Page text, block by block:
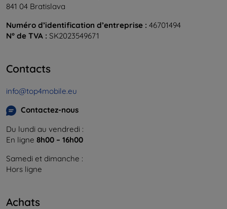
841 04 Bratislava
Numéro d’identification d’entreprise : 46701494
N° de TVA : SK2023549671
Contacts
info@top4mobile.eu
Contactez-nous
Du lundi au vendredi :
En ligne 8h00 – 16h00
Samedi et dimanche :
Hors ligne
Achats